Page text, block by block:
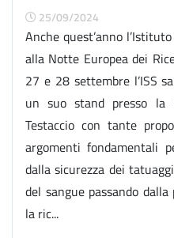
25/09/2024
Anche quest’anno
alla Notte Europea dei
27 e 28 settembre l’ISS
un suo stand presso la
Testaccio con tante
argomenti fondamentali
dalla sicurezza dei
del sangue passando
la ric...